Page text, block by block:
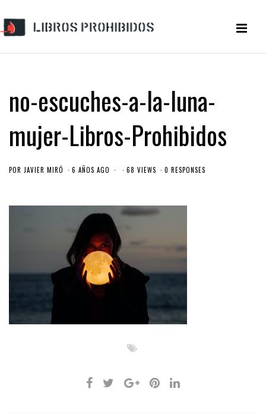
no-escuches-a-la-luna-
mujer-Libros-Prohibidos
POR JAVIER MIRÓ 6 AÑOS AGO 68 VIEWS 0 RESPONSES